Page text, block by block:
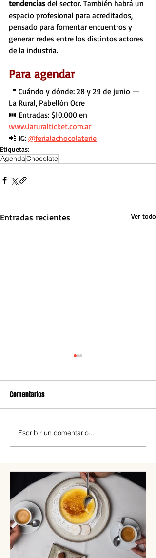
tendencias del sector. También habrá un
espacio profesional para acreditados,
pensado para fomentar encuentros y
generar redes entre los distintos actores
de la industria.
Para agendar
📍 Cuándo y dónde: 28 y 29 de junio —
La Rural, Pabellón Ocre
🎟️ Entradas: $10.000 en
www.laruralticket.com.ar
📲 IG: @ferialachocolaterie
Etiquetas:
AgendaChocolate
Entradas recientes Ver todo
Cómo preparar el mejor
chocolate caliente
Comentarios
Escribir un comentario...